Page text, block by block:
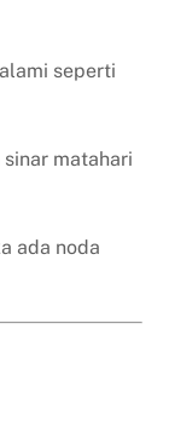
alami seperti
matahari
ada noda